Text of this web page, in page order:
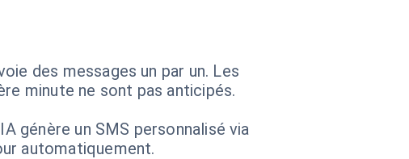
des messages un par un. Les
minute ne sont pas anticipés.
génère un SMS personnalisé via
automatiquement.